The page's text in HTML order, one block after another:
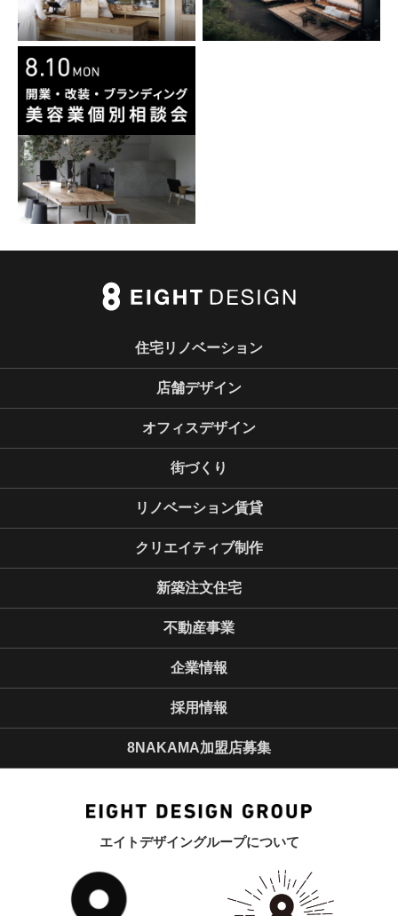
エイトデザイングループについて
住宅リノベーション
店舗デザイン
オフィスデザイン
街づくり
リノベーション賃貸
クリエイティブ制作
新築注文住宅
不動産事業
企業情報
採用情報
8NAKAMA加盟店募集